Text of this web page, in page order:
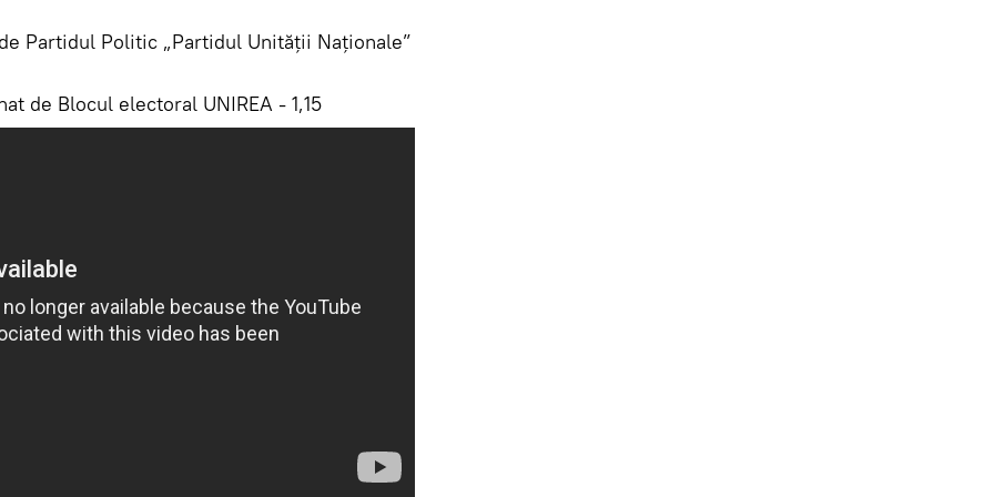
Partidul Politic „Partidul Unității Naționale”
de Blocul electoral UNIREA - 1,15